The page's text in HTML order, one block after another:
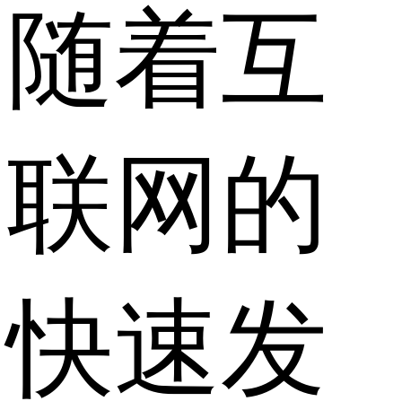
随着互
联网的
快速发